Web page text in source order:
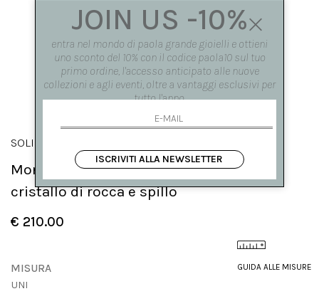
SOLIS
Mono orecchino 'Solis' cerchio medio,
cristallo di rocca e spillo
€ 210.00
GUIDA ALLE MISURE
MISURA
UNI
JOIN US -10%
entra nel mondo di paola grande gioielli e ottieni
uno sconto del 10% con il codice paola10 sul tuo
primo ordine, l'accesso anticipato alle nuove
collezioni e agli eventi, oltre a vantaggi esclusivi per
tutto l'anno.
ISCRIVITI ALLA NEWSLETTER